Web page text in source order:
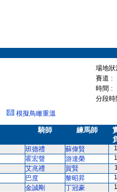
場地
賽道 :
時間 :
分段
模擬鳥瞰重溫
騎師 練馬師
班德禮 蘇偉賢
霍宏聲 游達榮
艾兆禮 賀賢
巴度 黎昭昇
金誠剛 丁冠豪